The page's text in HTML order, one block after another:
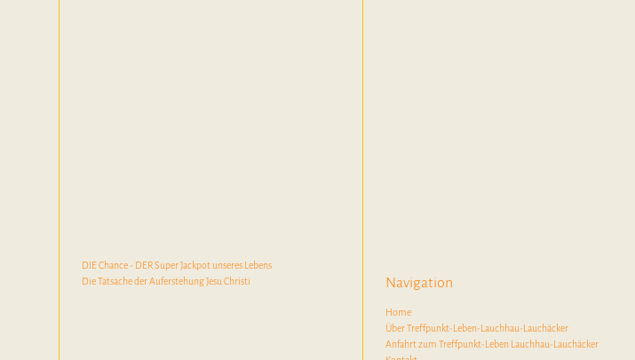
DIE Chance - DER Super Jackpot unseres Lebens
Die Tatsache der Auferstehung Jesu Christi
Navigation
Home
Über Treffpunkt-Leben-Lauchhau-Lauchäcker
Anfahrt zum Treffpunkt-Leben Lauchhau-Lauchäcker